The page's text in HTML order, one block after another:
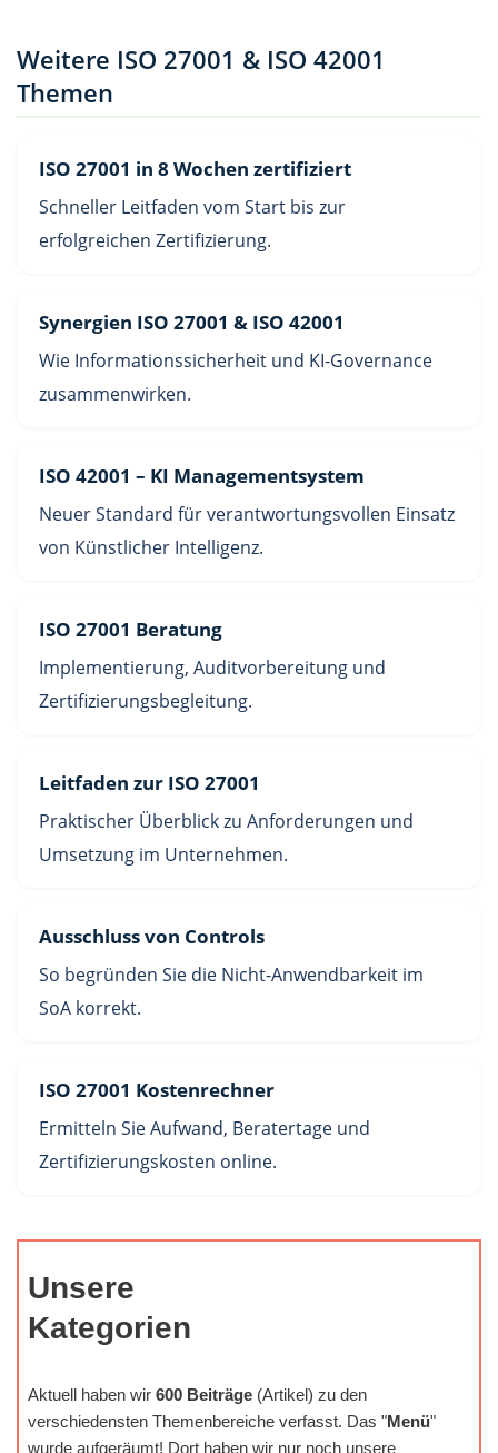
Weitere ISO 27001 & ISO 42001
Themen
ISO 27001 in 8 Wochen zertifiziert
Schneller Leitfaden vom Start bis zur
erfolgreichen Zertifizierung.
Synergien ISO 27001 & ISO 42001
Wie Informationssicherheit und KI-Governance
zusammenwirken.
ISO 42001 – KI Managementsystem
Neuer Standard für verantwortungsvollen Einsatz
von Künstlicher Intelligenz.
ISO 27001 Beratung
Implementierung, Auditvorbereitung und
Zertifizierungsbegleitung.
Leitfaden zur ISO 27001
Praktischer Überblick zu Anforderungen und
Umsetzung im Unternehmen.
Ausschluss von Controls
So begründen Sie die Nicht-Anwendbarkeit im
SoA korrekt.
ISO 27001 Kostenrechner
Ermitteln Sie Aufwand, Beratertage und
Zertifizierungskosten online.
Unsere
Kategorien
Aktuell haben wir 600 Beiträge (Artikel) zu den
verschiedensten Themenbereiche verfasst. Das "Menü"
wurde aufgeräumt! Dort haben wir nur noch unsere